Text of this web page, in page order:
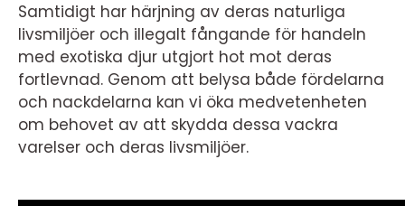
Samtidigt har härjning av deras naturliga
livsmiljöer och illegalt fångande för handeln
med exotiska djur utgjort hot mot deras
fortlevnad. Genom att belysa både fördelarna
och nackdelarna kan vi öka medvetenheten
om behovet av att skydda dessa vackra
varelser och deras livsmiljöer.